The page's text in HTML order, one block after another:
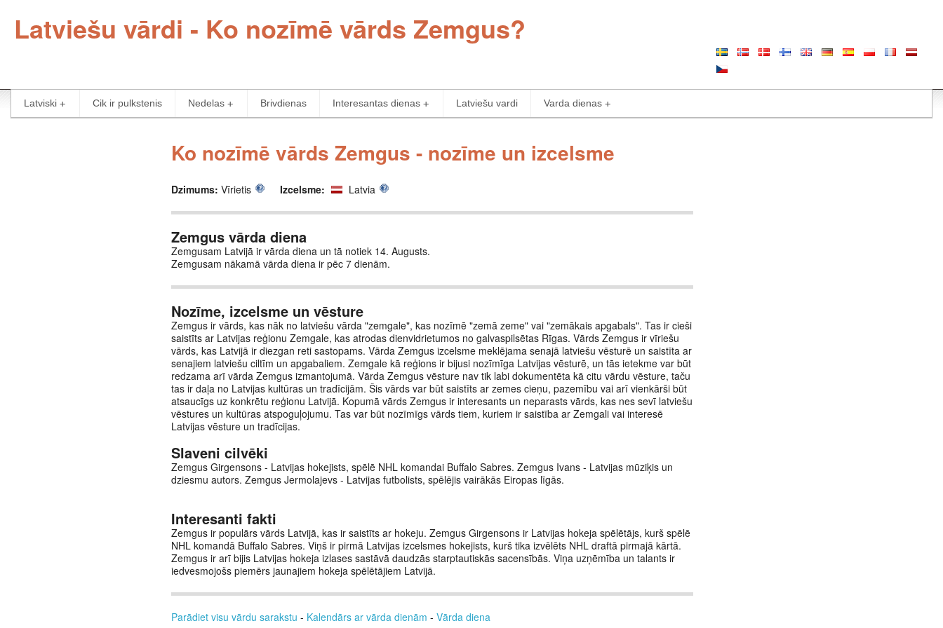
Latviešu vārdi - Ko nozīmē vārds Zemgus?
Latviski Cik ir pulkstenis Nedelas Brivdienas Interesantas dienas Latviešu vardi Varda dienas
Ko nozīmē vārds Zemgus - nozīme un izcelsme
Dzimums: Vīrietis Izcelsme: Latvia
Zemgus vārda diena
Zemgusam Latvijā ir vārda diena un tā notiek 14. Augusts.
Zemgusam nākamā vārda diena ir pēc 7 dienām.
Nozīme, izcelsme un vēsture
Zemgus ir vārds, kas nāk no latviešu vārda "zemgale", kas nozīmē "zemā zeme" vai "zemākais apgabals". Tas ir cieši
saistīts ar Latvijas reģionu Zemgale, kas atrodas dienvidrietumos no galvaspilsētas Rīgas. Vārds Zemgus ir vīriešu
vārds, kas Latvijā ir diezgan reti sastopams. Vārda Zemgus izcelsme meklējama senajā latviešu vēsturē un saistīta ar
senajiem latviešu ciltīm un apgabaliem. Zemgale kā reģions ir bijusi nozīmīga Latvijas vēsturē, un tās ietekme var būt
redzama arī vārda Zemgus izmantojumā. Vārda Zemgus vēsture nav tik labi dokumentēta kā citu vārdu vēsture, taču
tas ir daļa no Latvijas kultūras un tradīcijām. Šis vārds var būt saistīts ar zemes cieņu, pazemību vai arī vienkārši būt
atsaucīgs uz konkrētu reģionu Latvijā. Kopumā vārds Zemgus ir interesants un neparasts vārds, kas nes sevī latviešu
vēstures un kultūras atspoguļojumu. Tas var būt nozīmīgs vārds tiem, kuriem ir saistība ar Zemgali vai interesē
Latvijas vēsture un tradīcijas.
Slaveni cilvēki
Zemgus Girgensons - Latvijas hokejists, spēlē NHL komandai Buffalo Sabres. Zemgus Ivans - Latvijas mūziķis un
dziesmu autors. Zemgus Jermolajevs - Latvijas futbolists, spēlējis vairākās Eiropas līgās.
Interesanti fakti
Zemgus ir populārs vārds Latvijā, kas ir saistīts ar hokeju. Zemgus Girgensons ir Latvijas hokeja spēlētājs, kurš spēlē
NHL komandā Buffalo Sabres. Viņš ir pirmā Latvijas izcelsmes hokejists, kurš tika izvēlēts NHL draftā pirmajā kārtā.
Zemgus ir arī bijis Latvijas hokeja izlases sastāvā daudzās starptautiskās sacensībās. Viņa uzņēmība un talants ir
iedvesmojošs piemērs jaunajiem hokeja spēlētājiem Latvijā.
Parādiet visu vārdu sarakstu - Kalendārs ar vārda dienām - Vārda diena